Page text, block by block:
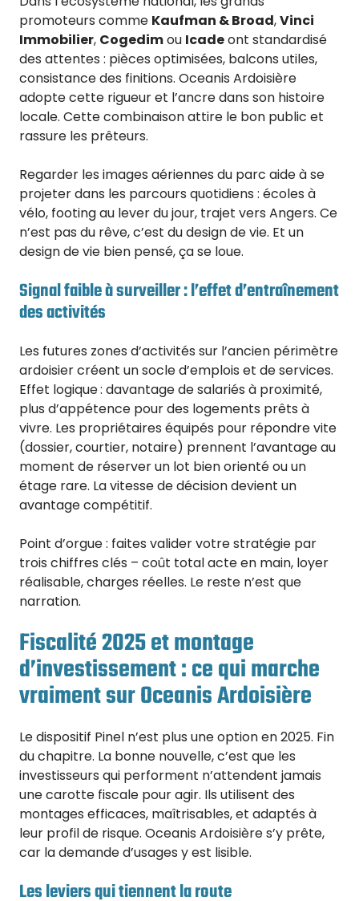
promoteurs comme Kaufman & Broad,Vinci
Immobilier, Cogedimou Icadeont standardisé
des attentes : pièces optimisées, balcons utiles,
consistance des finitions. Oceanis Ardoisière
adopte cette rigueur et l’ancre dans son histoire
locale. Cette combinaison attire le bon public et
rassure les prêteurs.
Regarder les images aériennes du parc aide à se
projeter dans les parcours quotidiens : écoles à
vélo, footing au lever du jour, trajet vers Angers. Ce
n’est pas du rêve, c’est du design de vie. Et un
design de vie bien pensé, ça se loue.
Signal faible à surveiller : l’effet d’entraînement
des activités
Les futures zones d’activités sur l’ancien périmètre
ardoisier créent un socle d’emplois et de services.
Effet logique : davantage de salariés à proximité,
plus d’appétence pour des logements prêts à
vivre. Les propriétaires équipés pour répondre vite
(dossier, courtier, notaire) prennent l’avantage au
moment de réserver un lot bien orienté ou un
étage rare. La vitesse de décision devient un
avantage compétitif.
Point d’orgue : faites valider votre stratégie par
trois chiffres clés – coût total acte en main, loyer
réalisable, charges réelles. Le reste n’est que
narration.
Fiscalité 2025 et montage
d’investissement : ce qui marche
vraiment sur Oceanis Ardoisière
Le dispositif Pinel n’est plus une option en 2025. Fin
du chapitre. La bonne nouvelle, c’est que les
investisseurs qui performent n’attendent jamais
une carotte fiscale pour agir. Ils utilisent des
montages efficaces, maîtrisables, et adaptés à
leur profil de risque. Oceanis Ardoisière s’y prête,
car la demande d’usages y est lisible.
Les leviers qui tiennent la route